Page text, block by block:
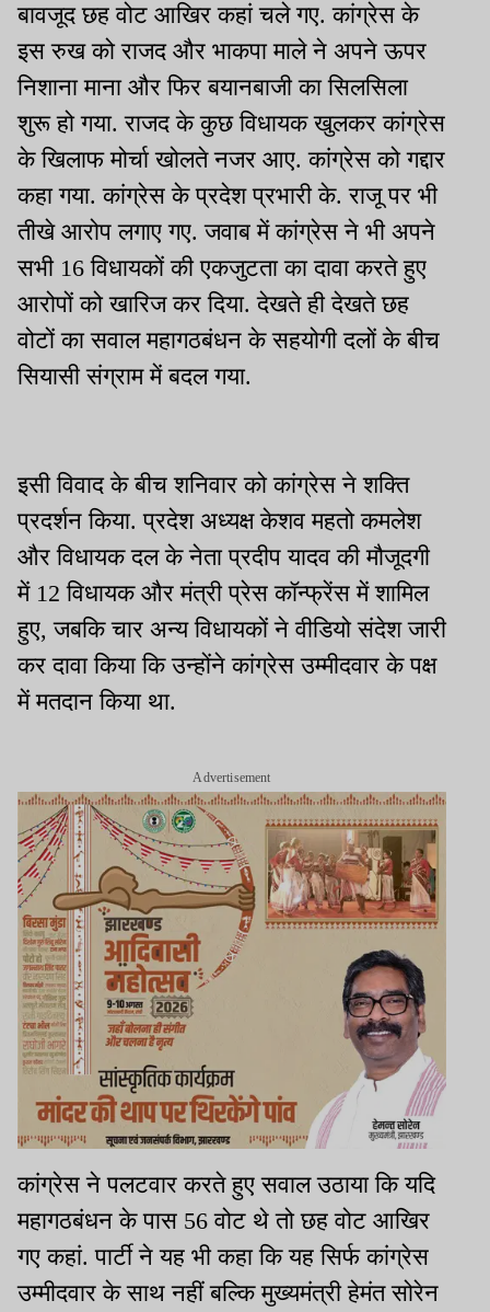
बावजूद छह वोट आखिर कहां चले गए. कांग्रेस के
इस रुख को राजद और भाकपा माले ने अपने ऊपर
निशाना माना और फिर बयानबाजी का सिलसिला
शुरू हो गया. राजद के कुछ विधायक खुलकर कांग्रेस
के खिलाफ मोर्चा खोलते नजर आए. कांग्रेस को गद्दार
कहा गया. कांग्रेस के प्रदेश प्रभारी के. राजू पर भी
तीखे आरोप लगाए गए. जवाब में कांग्रेस ने भी अपने
सभी 16 विधायकों की एकजुटता का दावा करते हुए
आरोपों को खारिज कर दिया. देखते ही देखते छह
वोटों का सवाल महागठबंधन के सहयोगी दलों के बीच
सियासी संग्राम में बदल गया.
इसी विवाद के बीच शनिवार को कांग्रेस ने शक्ति
प्रदर्शन किया. प्रदेश अध्यक्ष केशव महतो कमलेश
और विधायक दल के नेता प्रदीप यादव की मौजूदगी
में 12 विधायक और मंत्री प्रेस कॉन्फ्रेंस में शामिल
हुए, जबकि चार अन्य विधायकों ने वीडियो संदेश जारी
कर दावा किया कि उन्होंने कांग्रेस उम्मीदवार के पक्ष
में मतदान किया था.
Advertisement
कांग्रेस ने पलटवार करते हुए सवाल उठाया कि यदि
महागठबंधन के पास 56 वोट थे तो छह वोट आखिर
गए कहां. पार्टी ने यह भी कहा कि यह सिर्फ कांग्रेस
उम्मीदवार के साथ नहीं बल्कि मुख्यमंत्री हेमंत सोरेन